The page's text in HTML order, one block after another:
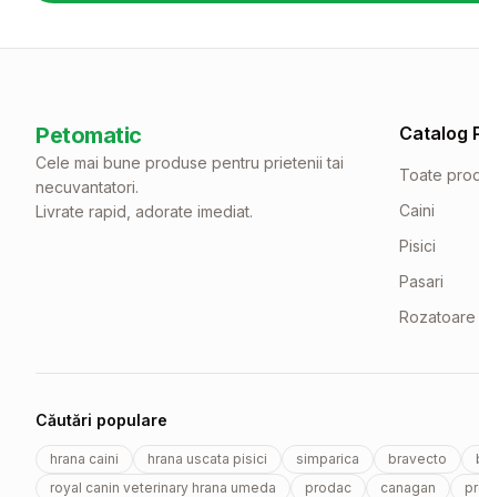
Petomatic
Cele mai bune produse pentru prietenii tai
necuvantatori.
Livrate rapid, adorate imediat.
Catalog
Toate
Caini
Pisici
Pasari
Rozatoare
Căutări populare
hrana caini hrana uscata pisici simparica bravecto
royal canin veterinary hrana umeda
prodac canagan